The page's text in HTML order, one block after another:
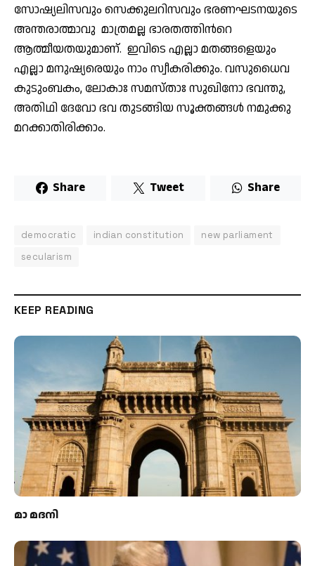
സോഷ്യലിസവും സെക്കുലറിസവും ഭരണഘടനയുടെ
അന്തരാത്മാവു മാത്രമല്ല ഭാരതത്തിന്‍റെ
ആത്മീയതയുമാണ്. ഇവിടെ എല്ലാ മതങ്ങളെയും
എല്ലാ മനുഷ്യരെയും നാം സ്വീകരിക്കും. വസുധൈവ
കുടുംബകം, ലോകാഃ സമസ്താഃ സുഖിനോ ഭവന്തു,
അതിഥി ദേവോ ഭവ തുടങ്ങിയ സൂക്തങ്ങള്‍ നമുക്കു
മറക്കാതിരിക്കാം.
Share Tweet Share
democratic indian constitution
new parliament
secularism
KEEP READING
മാ മദനി